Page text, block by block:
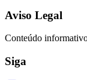
Aviso Legal
Conteúdo
Siga